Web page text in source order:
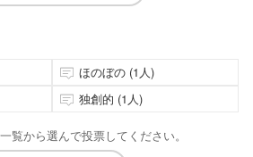
ほのぼの (1人)
独創的 (1人)
覧から選んで投票してください。